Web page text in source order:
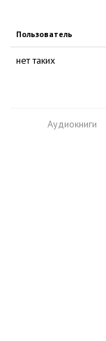
Пользователь
нет таких
Аудиокниги